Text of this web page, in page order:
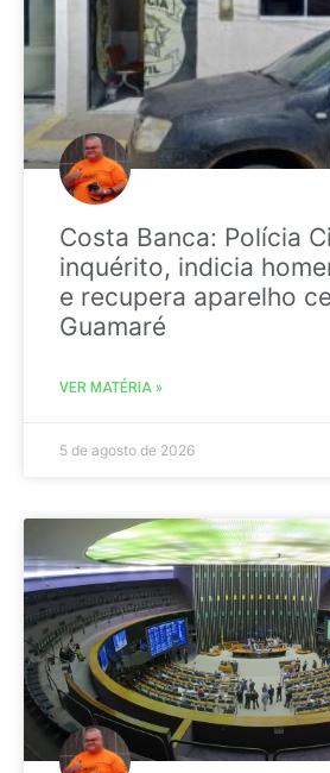
Costa Banca: Polícia
inquérito, indicia
e recupera aparelho
Guamaré
VER MATÉRIA »
5 de agosto de 2026